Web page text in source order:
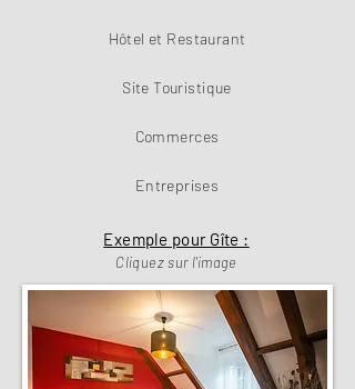
Hôtel et Restaurant
Site Touristique
Commerces
Entreprises
Exemple pour Gîte :
Cliquez sur l'image